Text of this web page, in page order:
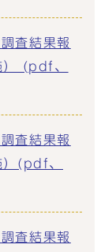
査結果報
） (pdf、
査結果報
(pdf、
査結果報